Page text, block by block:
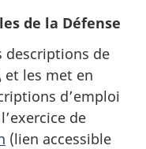
de la Défense
descriptions de
et les met en
d’emploi
de
(lien accessible